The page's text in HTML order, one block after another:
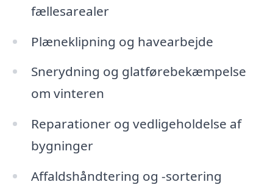
fællesarealer
Plæneklipning og havearbejde
Snerydning og glatførebekæmpelse
om vinteren
Reparationer og vedligeholdelse af
bygninger
Affaldshåndtering og -sortering